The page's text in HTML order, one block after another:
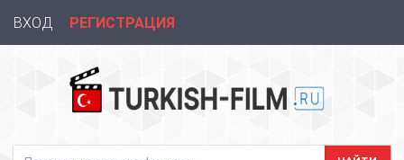
ВХОД РЕГИСТРАЦИЯ